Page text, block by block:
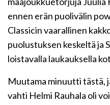
ennen erän puolivälin
Classicin vaarallinen
puolustuksen keskeltä ja
loistavalla laukauksella
Muutama minuutti tästä,
vahti Helmi Rauhala oli